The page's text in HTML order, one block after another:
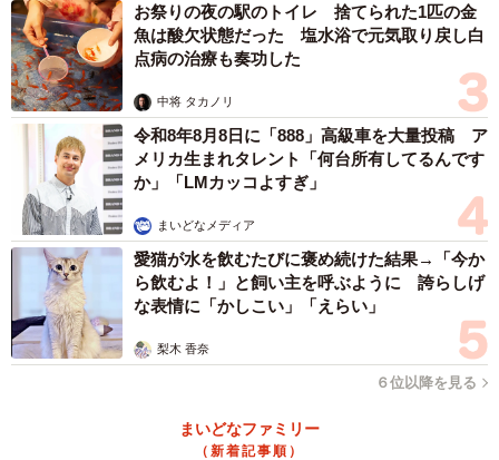
お祭りの夜の駅のトイレ 捨てられた1匹の金
魚は酸欠状態だった 塩水浴で元気取り戻し白
点病の治療も奏功した
中将 タカノリ
令和8年8月8日に「888」高級車を大量投稿 ア
メリカ生まれタレント「何台所有してるんです
か」「LMカッコよすぎ」
まいどなメディア
愛猫が水を飲むたびに褒め続けた結果→「今か
ら飲むよ！」と飼い主を呼ぶように 誇らしげ
な表情に「かしこい」「えらい」
梨木 香奈
６位以降を見る
まいどなファミリー
（新着記事順）